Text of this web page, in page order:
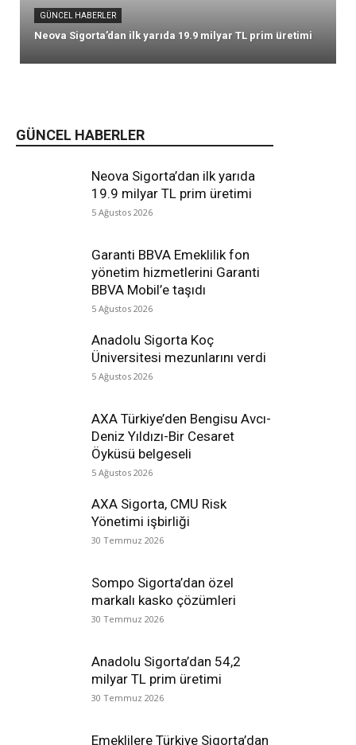
GÜNCEL HABERLER
Neova Sigorta’dan ilk yarıda
19.9 milyar TL prim üretimi
5 Ağustos 2026
Garanti BBVA Emeklilik fon
yönetim hizmetlerini Garanti
BBVA Mobil’e taşıdı
5 Ağustos 2026
Anadolu Sigorta Koç
Üniversitesi mezunlarını verdi
5 Ağustos 2026
AXA Türkiye’den Bengisu Avcı-
Deniz Yıldızı-Bir Cesaret
Öyküsü belgeseli
5 Ağustos 2026
AXA Sigorta, CMU Risk
Yönetimi işbirliği
30 Temmuz 2026
Sompo Sigorta’dan özel
markalı kasko çözümleri
30 Temmuz 2026
Anadolu Sigorta’dan 54,2
milyar TL prim üretimi
30 Temmuz 2026
Emeklilere Türkiye Sigorta’dan
GÜNCEL HABERLER
Neova Sigorta’dan ilk yarıda 19.9 milyar TL prim üretimi